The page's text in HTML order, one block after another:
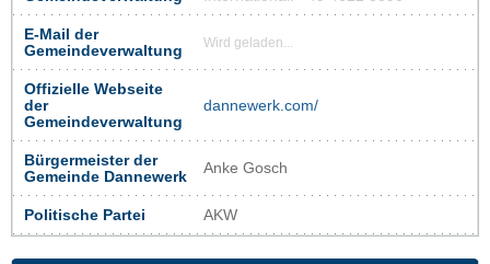
E-Mail der
Gemeindeverwaltung
Wird geladen...
Offizielle Webseite
der
Gemeindeverwaltung
dannewerk.com/
Bürgermeister der
Gemeinde Dannewerk
Anke Gosch
Politische Partei AKW